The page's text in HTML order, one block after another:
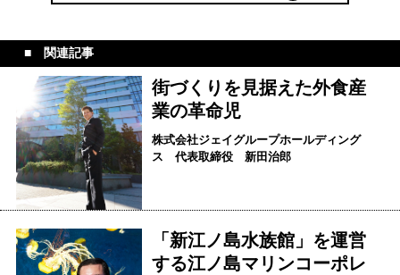
関連記事
街づくりを見据えた外食産
業の革命児
株式会社ジェイグループホールディング
ス 代表取締役 新田治郎
「新江ノ島水族館」を運営
する江ノ島マリンコーポレ